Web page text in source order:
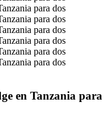
en Tanzania para